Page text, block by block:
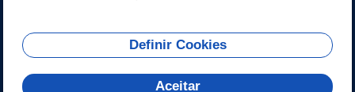
REDES SOCIAIS
Definir Cookies
Aceitar